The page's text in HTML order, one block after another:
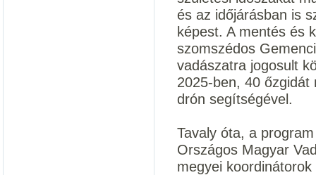
és az időjárásban is
képest. A mentés és
szomszédos
vadászatra jogosult
2025-ben, 40
drón segítségével.
Tavaly óta, a
Országos Magyar
megyei